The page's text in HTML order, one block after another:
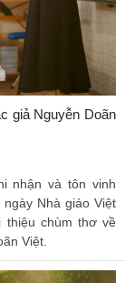
giả Nguyễn Doãn
nhận và tôn vinh
Nhà giáo Việt
thiệu chùm thơ về
Việt.